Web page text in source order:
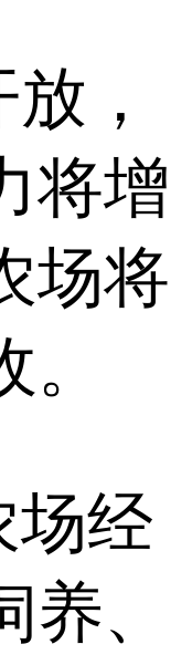
，
将增
场将
场经
、